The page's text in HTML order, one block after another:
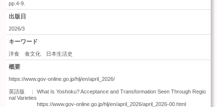
pp.4-9.
出版日
2026/3
キーワード
洋食 食文化 日本生活史
概要
https://www.gov-online.go.jp/hlj/en/april_2026/
英語版　： What Is Yoshoku? Acceptance and Transformation Seen Through Regio
nal Varieties